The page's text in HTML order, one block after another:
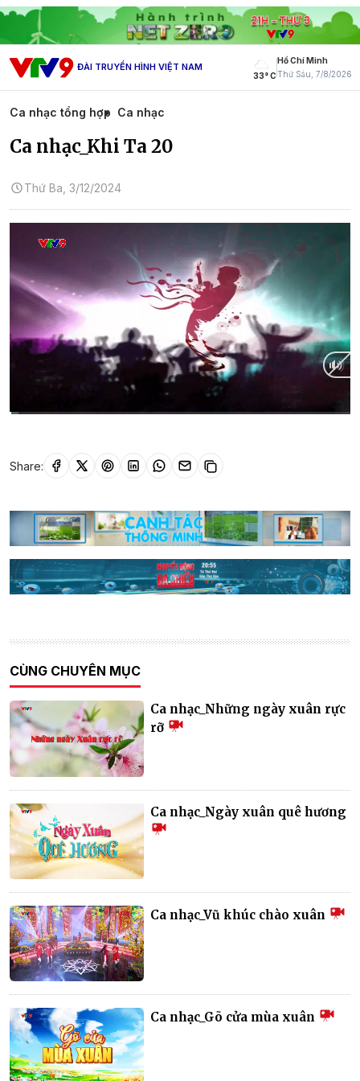
ĐÀI TRUYỀN HÌNH VIỆT NAM
33° C
Hồ Chí Minh
Thứ Sáu, 7/8/2026
Ca nhạc tổng hợp Ca nhạc
Ca nhạc_Khi Ta 20
Thứ Ba, 3/12/2024
Share:
CÙNG CHUYÊN MỤC
Ca nhạc_Những ngày xuân rực
rỡ
Ca nhạc_Ngày xuân quê hương
Ca nhạc_Vũ khúc chào xuân
Ca nhạc_Gõ cửa mùa xuân